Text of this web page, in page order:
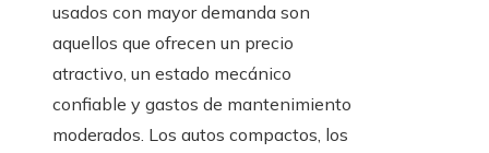
usados con mayor demanda son
aquellos que ofrecen un precio
atractivo, un estado mecánico
confiable y gastos de mantenimiento
moderados. Los autos compactos, los